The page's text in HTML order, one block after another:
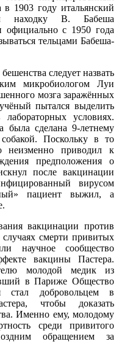
1903 году итальянский
находку В. Бабеша
официально с 1950 года
тельцами Бабеша-
следует назвать
микробиологом Луи
мозга заражённых
пытался выделить
условиях.
была сделана 9-летнему
Поскольку в то
неизменно приводил к
предположения о
после вакцинации
вирусом
пациент выжил, а
вакцинации против
смерти привитых
научное сообщество
вакцины Пастера.
молодой медик из
в Париже Общество
стал добровольцем в
чтобы доказать
Именно ему, молодому
среди привитого
обращением за